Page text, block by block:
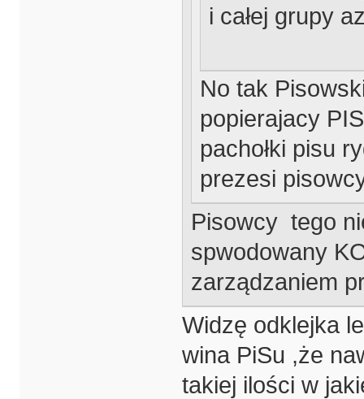
i całej grupy
No tak
popierajacy
pachołki pisu
prezesi
Pisowcy tego
spwodowany
zarządzaniem
Widzę odklejka
wina PiSu ,że
takiej ilości w